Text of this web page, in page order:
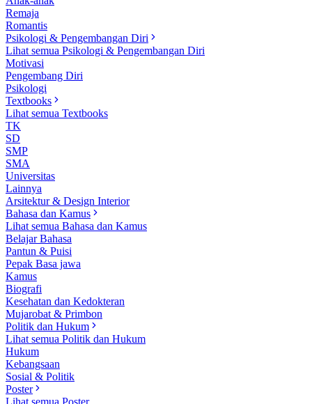
Remaja
Romantis
Psikologi & Pengembangan Diri
Lihat semua Psikologi & Pengembangan Diri
Motivasi
Pengembang Diri
Psikologi
Textbooks
Lihat semua Textbooks
TK
SD
SMP
SMA
Universitas
Lainnya
Arsitektur & Design Interior
Bahasa dan Kamus
Lihat semua Bahasa dan Kamus
Belajar Bahasa
Pantun & Puisi
Pepak Basa jawa
Kamus
Biografi
Kesehatan dan Kedokteran
Mujarobat & Primbon
Politik dan Hukum
Lihat semua Politik dan Hukum
Hukum
Kebangsaan
Sosial & Politik
Poster
Lihat semua Poster